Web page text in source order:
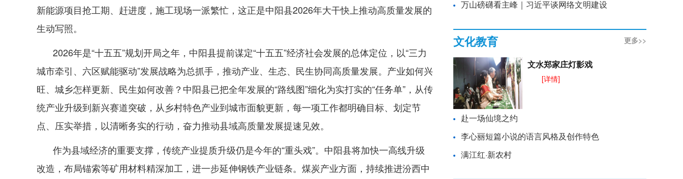
新能源项目抢工期、赶进度，施工现场一派繁忙，这正是中阳县2026年大干快上推动高质量发展的
生动写照。
2026年是“十五五”规划开局之年，中阳县提前谋定“十五五”经济社会发展的总体定位，以“三力
城市牵引、六区赋能驱动”发展战略为总抓手，推动产业、生态、民生协同高质量发展。产业如何兴
旺、城乡怎样更新、民生如何改善？中阳县已把全年发展的“路线图”细化为实打实的“任务单”，从传
统产业升级到新兴赛道突破，从乡村特色产业到城市面貌更新，每一项工作都明确目标、划定节
点、压实举措，以清晰务实的行动，奋力推动县域高质量发展提速见效。
作为县域经济的重要支撑，传统产业提质升级仍是今年的“重头戏”。中阳县将加快一高线升级
改造，布局锚索等矿用材料精深加工，进一步延伸钢铁产业链条。煤炭产业方面，持续推进汾西中
万山磅礴看主峰｜习近平谈网络文明建设
文化教育 更多>>
文水郑家庄灯影戏
[详情]
赴一场仙境之约
李心丽短篇小说的语言风格及创作特色
满江红·新农村